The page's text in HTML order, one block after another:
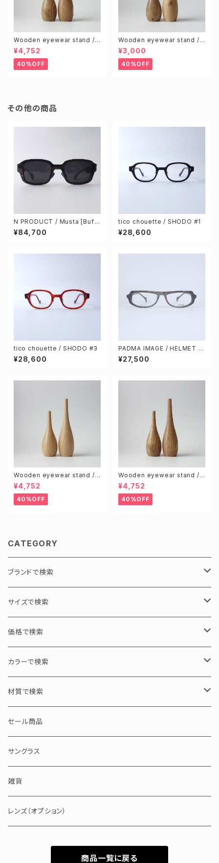
Wooden eyewear stand /
Brown (S & L size 2pcs)
¥4,752
40%OFF
Wooden eyewear stand /
Knotty (Random 2pcs)
¥3,000
40%OFF
その他の商品
N PRODUCT / Musta [Buff
alo horn]
¥84,700
tico chouette / SHODO #1
¥28,600
tico chouette / SHODO #3
¥28,600
PADMA IMAGE / HELMET c
ol.37 urban
¥27,500
Wooden eyewear stand /
Natural (S & L size 2pcs)
¥4,752
40%OFF
Wooden eyewear stand /
Brown (S & L size 2pcs)
¥4,752
40%OFF
CATEGORY
ブランドで検索
PADMA IMAGE / パドマイメージ
GEOMETRY / 幾何学
ASYMMETRY / 左右非対称
N PRODUCT / エヌプロダクト
tico chouette / ティコシュエット
サイズで検索
L / 大サイズ
M / 中サイズ
S / 小サイズ
価格で検索
30000円以下
30000～50000円
50000～100000円
100000円以上
カラーで検索
ブラック・グレー・クリア
ブラウン・イエロー・ホワイト
ピンク・レッド・パープル
ブルー・グリーン
材質で検索
アセテート
セルロイド
メタル
バッファローホーン
セール商品
サングラス
雑貨
レンズ（オプション）
商品一覧に戻る